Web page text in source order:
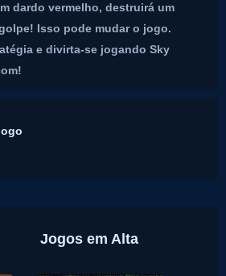
dardo vermelho, destruirá um
Isso pode mudar o jogo.
e divirta-se jogando Sky
Jogos em Alta